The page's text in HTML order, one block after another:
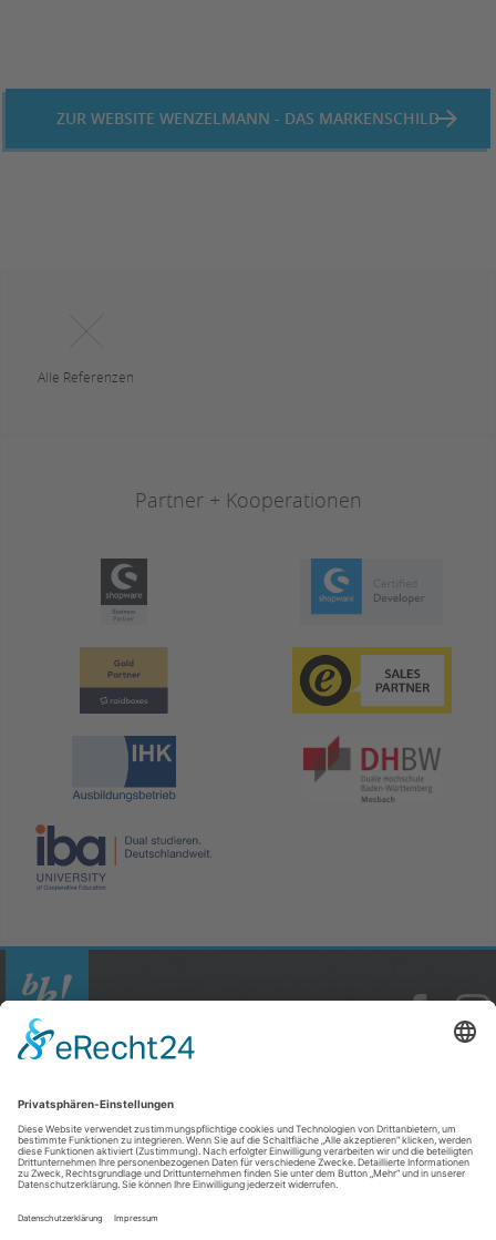
ZUR WEBSITE WENZELMANN - DAS MARKENSCHILD
Alle Referenzen
Partner + Kooperationen
© Copyright 2026
mister bk! GmbH
Vinzenz-Pallotti-Str. 18
65552 Limburg / Lahn